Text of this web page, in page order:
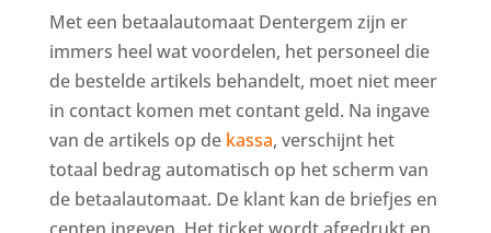
Met een betaalautomaat Dentergem zijn er
immers heel wat voordelen, het personeel die
de bestelde artikels behandelt, moet niet meer
in contact komen met contant geld. Na ingave
van de artikels op de kassa, verschijnt het
totaal bedrag automatisch op het scherm van
de betaalautomaat. De klant kan de briefjes en